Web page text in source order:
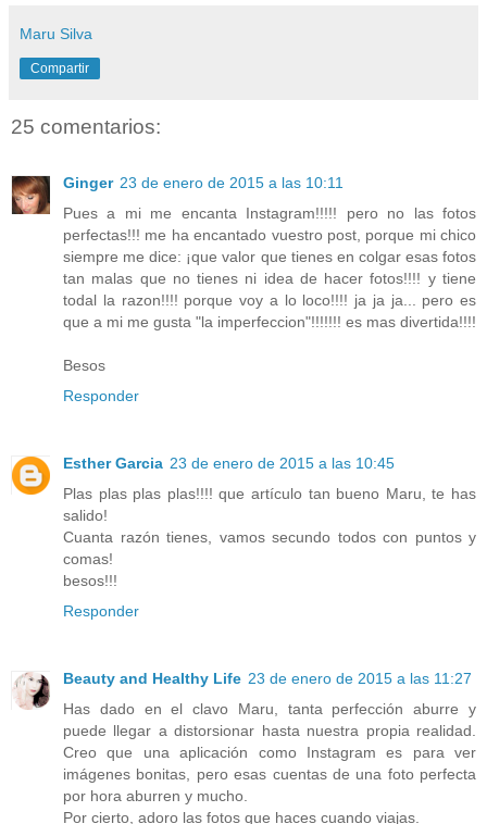
Maru Silva
Compartir
25 comentarios:
Ginger 23 de enero de 2015 a las 10:11
Pues a mi me encanta Instagram!!!!! pero no las fotos
perfectas!!! me ha encantado vuestro post, porque mi chico
siempre me dice: ¡que valor que tienes en colgar esas fotos
tan malas que no tienes ni idea de hacer fotos!!!! y tiene
todal la razon!!!! porque voy a lo loco!!!! ja ja ja... pero es
que a mi me gusta "la imperfeccion"!!!!!!! es mas divertida!!!!
Besos
Responder
Esther Garcia 23 de enero de 2015 a las 10:45
Plas plas plas plas!!!! que artículo tan bueno Maru, te has
salido!
Cuanta razón tienes, vamos secundo todos con puntos y
comas!
besos!!!
Responder
Beauty and Healthy Life 23 de enero de 2015 a las 11:27
Has dado en el clavo Maru, tanta perfección aburre y
puede llegar a distorsionar hasta nuestra propia realidad.
Creo que una aplicación como Instagram es para ver
imágenes bonitas, pero esas cuentas de una foto perfecta
por hora aburren y mucho.
Por cierto, adoro las fotos que haces cuando viajas.